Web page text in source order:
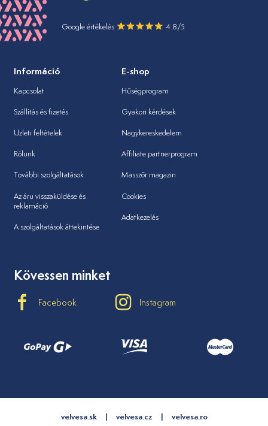
Google értékelés 4.8/5
Információ
Kapcsolat
Szállítás és fizetés
Üzleti feltételek
Rólunk
További szolgáltatások
Az áru visszaküldése és
reklamáció
A szolgáltatások áttekintése
E-shop
Hűségprogram
Gyakori kérdések
Nagykereskedelem
Affiliate partnerprogram
Masszőr magazin
Cookies
Adatkezelés
Kövessen minket
Facebook Instagram
velvesa.sk velvesa.cz velvesa.ro